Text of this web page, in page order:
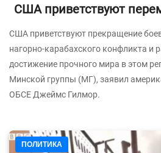
США приветствуют
США приветствуют прекращение
нагорно-карабахского конфликта и
достижение прочного мира в этом
Минской группы (МГ), заявил
ОБСЕ Джеймс Гилмор.
ПОЛИТИКА